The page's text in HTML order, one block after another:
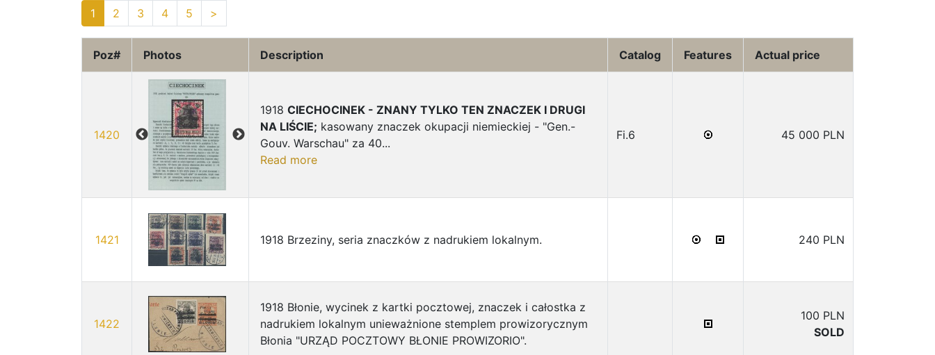
1
2 3 4 5 >
Poz# Photos Description Catalog Features Actual price
1420
1918 CIECHOCINEK - ZNANY TYLKO TEN ZNACZEK I DRUGI
NA LIŚCIE; kasowany znaczek okupacji niemieckiej - "Gen.-
Gouv. Warschau" za 40...
Read more
Fi.6 45 000 PLN
1421 1918 Brzeziny, seria znaczków z nadrukiem lokalnym. 240 PLN
1422
1918 Błonie, wycinek z kartki pocztowej, znaczek i całostka z
nadrukiem lokalnym unieważnione stemplem prowizorycznym
Błonia "URZĄD POCZTOWY BŁONIE PROWIZORIO".
100 PLN
SOLD